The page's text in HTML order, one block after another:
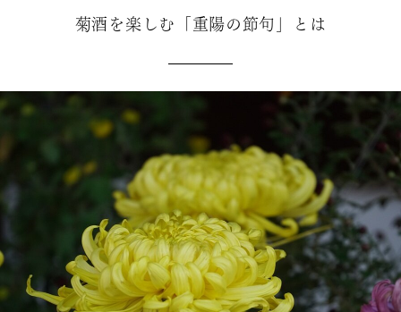
菊酒を楽しむ「重陽の節句」とは